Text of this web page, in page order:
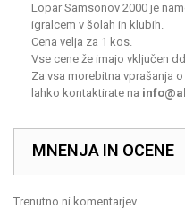
Lopar Samsonov 2000 je
igralcem v šolah in klubih.
Cena velja za 1 kos.
Vse cene že imajo vključen
Za vsa morebitna vprašanja
lahko kontaktirate na
MNENJA IN OCENE
Trenutno ni komentarjev